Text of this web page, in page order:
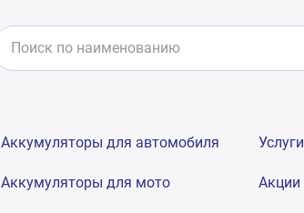
Аккумуляторы для автомобиля
Аккумуляторы для мото
Услуги
Акции